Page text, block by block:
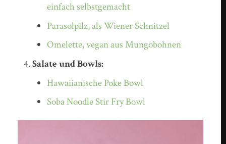
einfach selbstgemacht
Parasolpilz, als Wiener Schnitzel
Omelette, vegan aus Mungobohnen
Salate und Bowls:
Hawaiianische Poke Bowl
Soba Noodle Stir Fry Bowl